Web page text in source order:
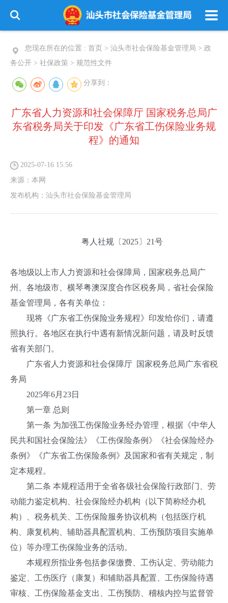
您现在所在的位置 : 首页 > 汕头市社会保险基金管理局 > 政
务公开 > 社保政策 > 规范性文件
分享到：
广东省人力资源和社会保障厅 国家税务总局广
东省税务局关于印发《广东省工伤保险业务规
程》的通知
2025-07-16 15:56
来源： 本网
发布机构： 汕头市社会保险基金管理局
粤人社规〔2025〕21号
各地级以上市人力资源和社会保障局，国家税务总局广
州、各地级市、横琴粤澳深度合作区税务局，省社会保险
基金管理局，各有关单位：
现将《广东省工伤保险业务规程》印发给你们，请遵
照执行。各地区在执行中遇有新情况新问题，请及时反馈
省有关部门。
广东省人力资源和社会保障厅 国家税务总局广东省税
务局
2025年6月23日
第一章 总则
第一条 为加强工伤保险业务经办管理，根据《中华人
民共和国社会保险法》《工伤保险条例》《社会保险经办
条例》《广东省工伤保险条例》及国家和省有关规定，制
定本规程。
第二条 本规程适用于全省各级社会保险行政部门、劳
动能力鉴定机构、社会保险经办机构（以下简称经办机
构）、税务机关、工伤保险服务协议机构（包括医疗机
构、康复机构、辅助器具配置机构、工伤预防项目实施单
位）等办理工伤保险业务的活动。
本规程所指业务包括参保缴费、工伤认定、劳动能力
鉴定、工伤医疗（康复）和辅助器具配置、工伤保险待遇
审核、工伤保险基金支出、工伤预防、稽核内控与监督管